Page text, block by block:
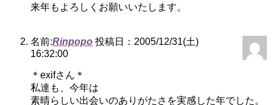
来年もよろしくお願いいたします。
名前:Rinpopo 投稿日：2005/12/31(土)
16:32:00
＊exifさん＊
私達も、今年は
素晴らしい出会いのありがたさを実感した年でした。